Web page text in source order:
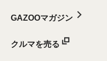
GAZOOマガジン
クルマを売る